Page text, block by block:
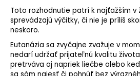
Toto rozhodnutie patrí k najťažším v
sprevádzajú výčitky, či nie je príliš
neskoro.
Eutanázia sa zvyčajne zvažuje v
nedarí udržať prijateľnú kvalitu
pretrváva aj napriek liečbe alebo
sa sám najesť či pohnúť bez